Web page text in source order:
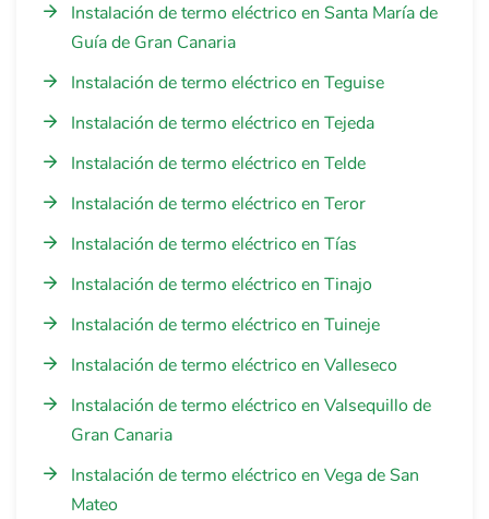
Instalación de termo eléctrico en Santa María de
Guía de Gran Canaria
Instalación de termo eléctrico en Teguise
Instalación de termo eléctrico en Tejeda
Instalación de termo eléctrico en Telde
Instalación de termo eléctrico en Teror
Instalación de termo eléctrico en Tías
Instalación de termo eléctrico en Tinajo
Instalación de termo eléctrico en Tuineje
Instalación de termo eléctrico en Valleseco
Instalación de termo eléctrico en Valsequillo de
Gran Canaria
Instalación de termo eléctrico en Vega de San
Mateo